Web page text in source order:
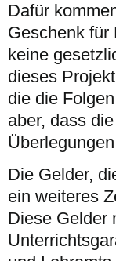
Dafür
Geschenk für
keine
dieses
die die
aber, dass
Die Gelder,
ein weiteres
Diese Gelder